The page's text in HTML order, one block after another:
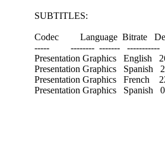
SUBTITLES:
Codec Language Bitrate
----- -------- ------- -----------
Presentation Graphics English
Presentation Graphics
Presentation Graphics
Presentation Graphics